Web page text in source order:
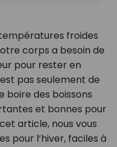
froides
corps a besoin de
pour rester en
pas seulement de
boire des boissons
et bonnes pour
article, nous vous
pour l’hiver, faciles à